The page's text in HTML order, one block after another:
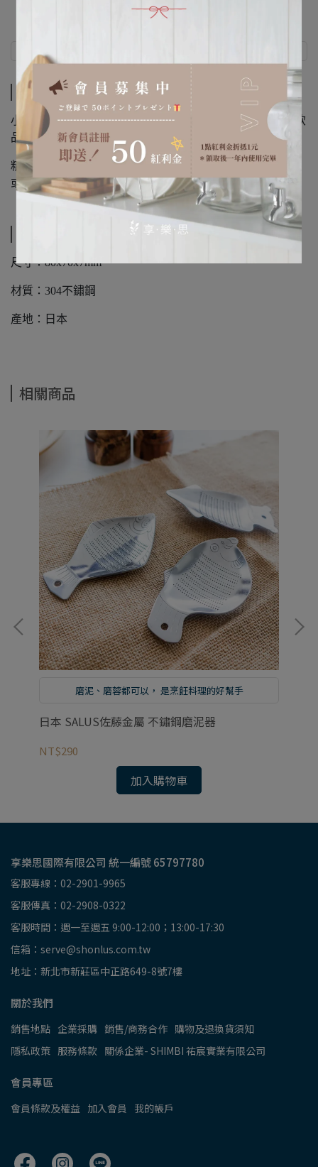
商品介紹
小巧俐落，握感舒適，方便將檸檬片或弧形小塊輕鬆榨入飲
品或料理中。
精緻金屬質感兼具美觀與實用，不論是調製雞尾酒、果汁，
或在烹飪中增添酸香風味，都能成為理想的小幫手。
尺寸：80x70x7mm
材質：304不鏽鋼
產地：日本
相關商品
磨泥、磨蓉都可以， 是烹飪料理的好幫手
日本 SALUS佐藤金屬 不鏽鋼磨泥器
NT$290
加入購物車
享樂思國際有限公司 統一編號 65797780
客服專線：02-2901-9965
客服傳真：02-2908-0322
客服時間：週一至週五 9:00-12:00；13:00-17:30
信箱：serve@shonlus.com.tw
地址：新北市新莊區中正路649-8號7樓
關於我們
銷售地點 企業採購 銷售/商務合作 購物及退換貨須知
隱私政策 服務條款 關係企業- SHIMBI 祐宸實業有限公司
會員專區
會員條款及權益 加入會員 我的帳戶